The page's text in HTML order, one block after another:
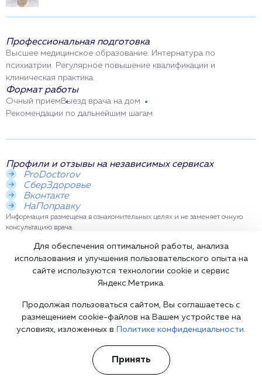
Профессиональная подготовка
Высшее медицинское образование. Интернатура по
психиатрии. Регулярное повышение квалификации и
клиническая практика.
Формат работы
Очный приём Выезд врача на дом
Рекомендации по дальнейшим шагам
Профили и отзывы на независимых сервисах
ProDoctorov
СберЗдоровье
Вконтакте
НаПоправку
Информация размещена в ознакомительных целях и не заменяет очную
консультацию врача.
Вызвать
врача
Доказательная база и медицинские
Для обеспечения оптимальной работы, анализа
использования и улучшения пользовательского опыта на
сайте используются технологии cookie и сервис
Яндекс.Метрика.
Продолжая пользоваться сайтом, Вы соглашаетесь с
размещением cookie-файлов на Вашем устройстве на
условиях, изложенных в
Политике конфиденциальности.
Принять